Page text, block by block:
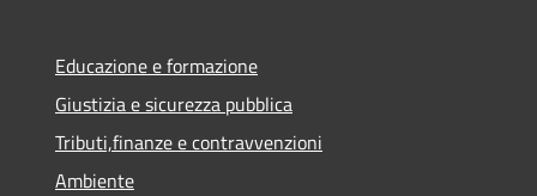
Educazione e formazione
Giustizia e sicurezza pubblica
Tributi,finanze e contravvenzioni
Ambiente